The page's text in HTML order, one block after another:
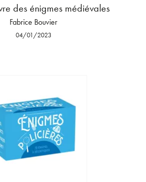
des énigmes médiévales
Fabrice Bouvier
04/01/2023